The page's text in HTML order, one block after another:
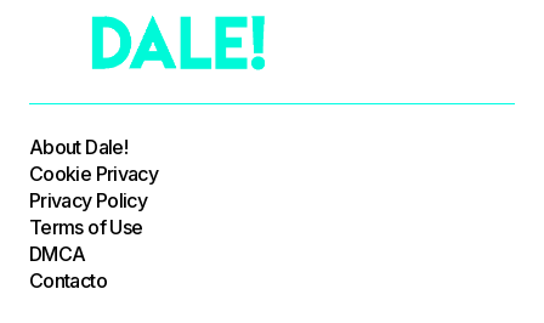
About Dale!
Cookie Privacy
Privacy Policy
Terms of Use
DMCA
Contacto